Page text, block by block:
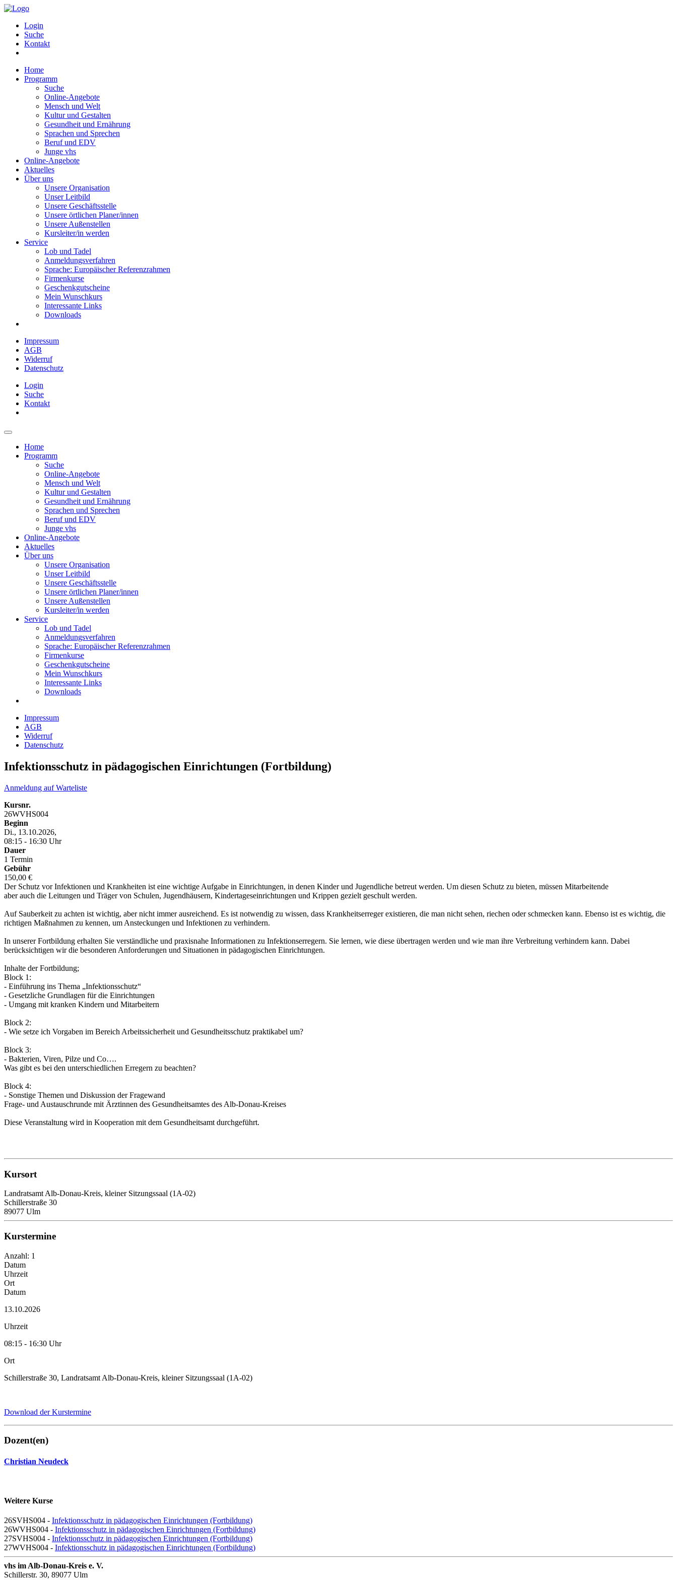
Login
Suche
Kontakt
Home
Programm
Suche
Online-Angebote
Mensch und Welt
Kultur und Gestalten
Gesundheit und Ernährung
Sprachen und Sprechen
Beruf und EDV
Junge vhs
Online-Angebote
Aktuelles
Über uns
Unsere Organisation
Unser Leitbild
Unsere Geschäftsstelle
Unsere örtlichen Planer/innen
Unsere Außenstellen
Kursleiter/in werden
Service
Lob und Tadel
Anmeldungsverfahren
Sprache: Europäischer Referenzrahmen
Firmenkurse
Geschenkgutscheine
Mein Wunschkurs
Interessante Links
Downloads
Impressum
AGB
Widerruf
Datenschutz
Login
Suche
Kontakt
Home
Programm
Suche
Online-Angebote
Mensch und Welt
Kultur und Gestalten
Gesundheit und Ernährung
Sprachen und Sprechen
Beruf und EDV
Junge vhs
Online-Angebote
Aktuelles
Über uns
Unsere Organisation
Unser Leitbild
Unsere Geschäftsstelle
Unsere örtlichen Planer/innen
Unsere Außenstellen
Kursleiter/in werden
Service
Lob und Tadel
Anmeldungsverfahren
Sprache: Europäischer Referenzrahmen
Firmenkurse
Geschenkgutscheine
Mein Wunschkurs
Interessante Links
Downloads
Impressum
AGB
Widerruf
Datenschutz
Infektionsschutz in pädagogischen Einrichtungen (Fortbildung)
Anmeldung auf Warteliste
Kursnr.
26WVHS004
Beginn
Di., 13.10.2026,
08:15 - 16:30 Uhr
Dauer
1 Termin
Gebühr
150,00 €
Der Schutz vor Infektionen und Krankheiten ist eine wichtige Aufgabe in Einrichtungen, in denen Kinder und Jugendliche betreut werden. Um diesen Schutz zu bieten, müssen Mitarbeitende
aber auch die Leitungen und Träger von Schulen, Jugendhäusern, Kindertageseinrichtungen und Krippen gezielt geschult werden.
Auf Sauberkeit zu achten ist wichtig, aber nicht immer ausreichend. Es ist notwendig zu wissen, dass Krankheitserreger existieren, die man nicht sehen, riechen oder schmecken kann. Ebenso ist es wichtig, die
richtigen Maßnahmen zu kennen, um Ansteckungen und Infektionen zu verhindern.
In unserer Fortbildung erhalten Sie verständliche und praxisnahe Informationen zu Infektionserregern. Sie lernen, wie diese übertragen werden und wie man ihre Verbreitung verhindern kann. Dabei
berücksichtigen wir die besonderen Anforderungen und Situationen in pädagogischen Einrichtungen.
Inhalte der Fortbildung;
Block 1:
- Einführung ins Thema „Infektionsschutz“
- Gesetzliche Grundlagen für die Einrichtungen
- Umgang mit kranken Kindern und Mitarbeitern
Block 2:
- Wie setze ich Vorgaben im Bereich Arbeitssicherheit und Gesundheitsschutz praktikabel um?
Block 3:
- Bakterien, Viren, Pilze und Co….
Was gibt es bei den unterschiedlichen Erregern zu beachten?
Block 4:
- Sonstige Themen und Diskussion der Fragewand
Frage- und Austauschrunde mit Ärztinnen des Gesundheitsamtes des Alb-Donau-Kreises
Diese Veranstaltung wird in Kooperation mit dem Gesundheitsamt durchgeführt.
Kursort
Landratsamt Alb-Donau-Kreis, kleiner Sitzungssaal (1A-02)
Schillerstraße 30
89077 Ulm
Kurstermine
Anzahl: 1
Datum
Uhrzeit
Ort
Datum
13.10.2026
Uhrzeit
08:15 - 16:30 Uhr
Ort
Schillerstraße 30, Landratsamt Alb-Donau-Kreis, kleiner Sitzungssaal (1A-02)
Download der Kurstermine
Dozent(en)
Christian Neudeck
Weitere Kurse
26SVHS004 - Infektionsschutz in pädagogischen Einrichtungen (Fortbildung)
26WVHS004 - Infektionsschutz in pädagogischen Einrichtungen (Fortbildung)
27SVHS004 - Infektionsschutz in pädagogischen Einrichtungen (Fortbildung)
27WVHS004 - Infektionsschutz in pädagogischen Einrichtungen (Fortbildung)
vhs im Alb-Donau-Kreis e. V.
Schillerstr. 30, 89077 Ulm